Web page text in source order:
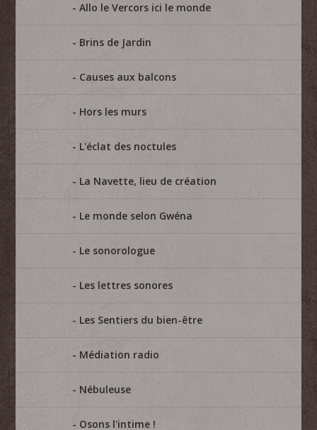
Allo le Vercors ici le monde
Brins de Jardin
Causes aux balcons
Hors les murs
L'éclat des noctules
La Navette, lieu de création
Le monde selon Gwéna
Le sonorologue
Les lettres sonores
Les Sentiers du bien-être
Médiation radio
Nébuleuse
Osons l'intime !